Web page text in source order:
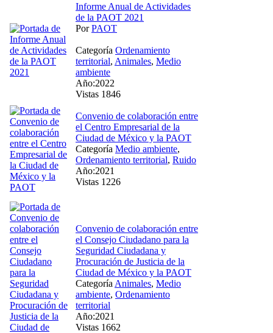
Informe Anual de Actividades
de la PAOT 2021
PorPAOT
Categoría Ordenamiento
territorial, Animales, Medio
ambiente
Año:2022
Vistas 1846
Convenio de colaboración entre
el Centro Empresarial de la
Ciudad de México y la PAOT
Categoría Medio ambiente,
Ordenamiento territorial, Ruido
Año:2021
Vistas 1226
Convenio de colaboración entre
el Consejo Ciudadano para la
Seguridad Ciudadana y
Procuración de Justicia de la
Ciudad de México y la PAOT
Categoría Animales, Medio
ambiente, Ordenamiento
territorial
Año:2021
Vistas 1662